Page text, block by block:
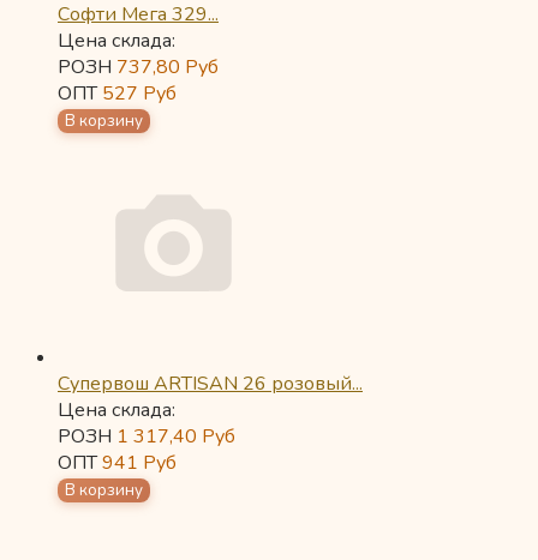
Софти Мега 329...
Цена склада:
РОЗН 737,80 Руб
ОПТ527 Руб
Супервош ARTISAN 26 розовый...
Цена склада:
РОЗН 1 317,40 Руб
ОПТ941 Руб